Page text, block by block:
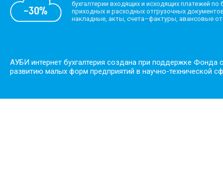
бухгалтерии входящих и исходящих платежей по
приходных и расходных отгрузочных
накладные, акты, счета–фактуры, авансовые
АУБИ интернет бухгалтерия создана при поддержке Фонда
развитию малых форм предприятий в научно-технической